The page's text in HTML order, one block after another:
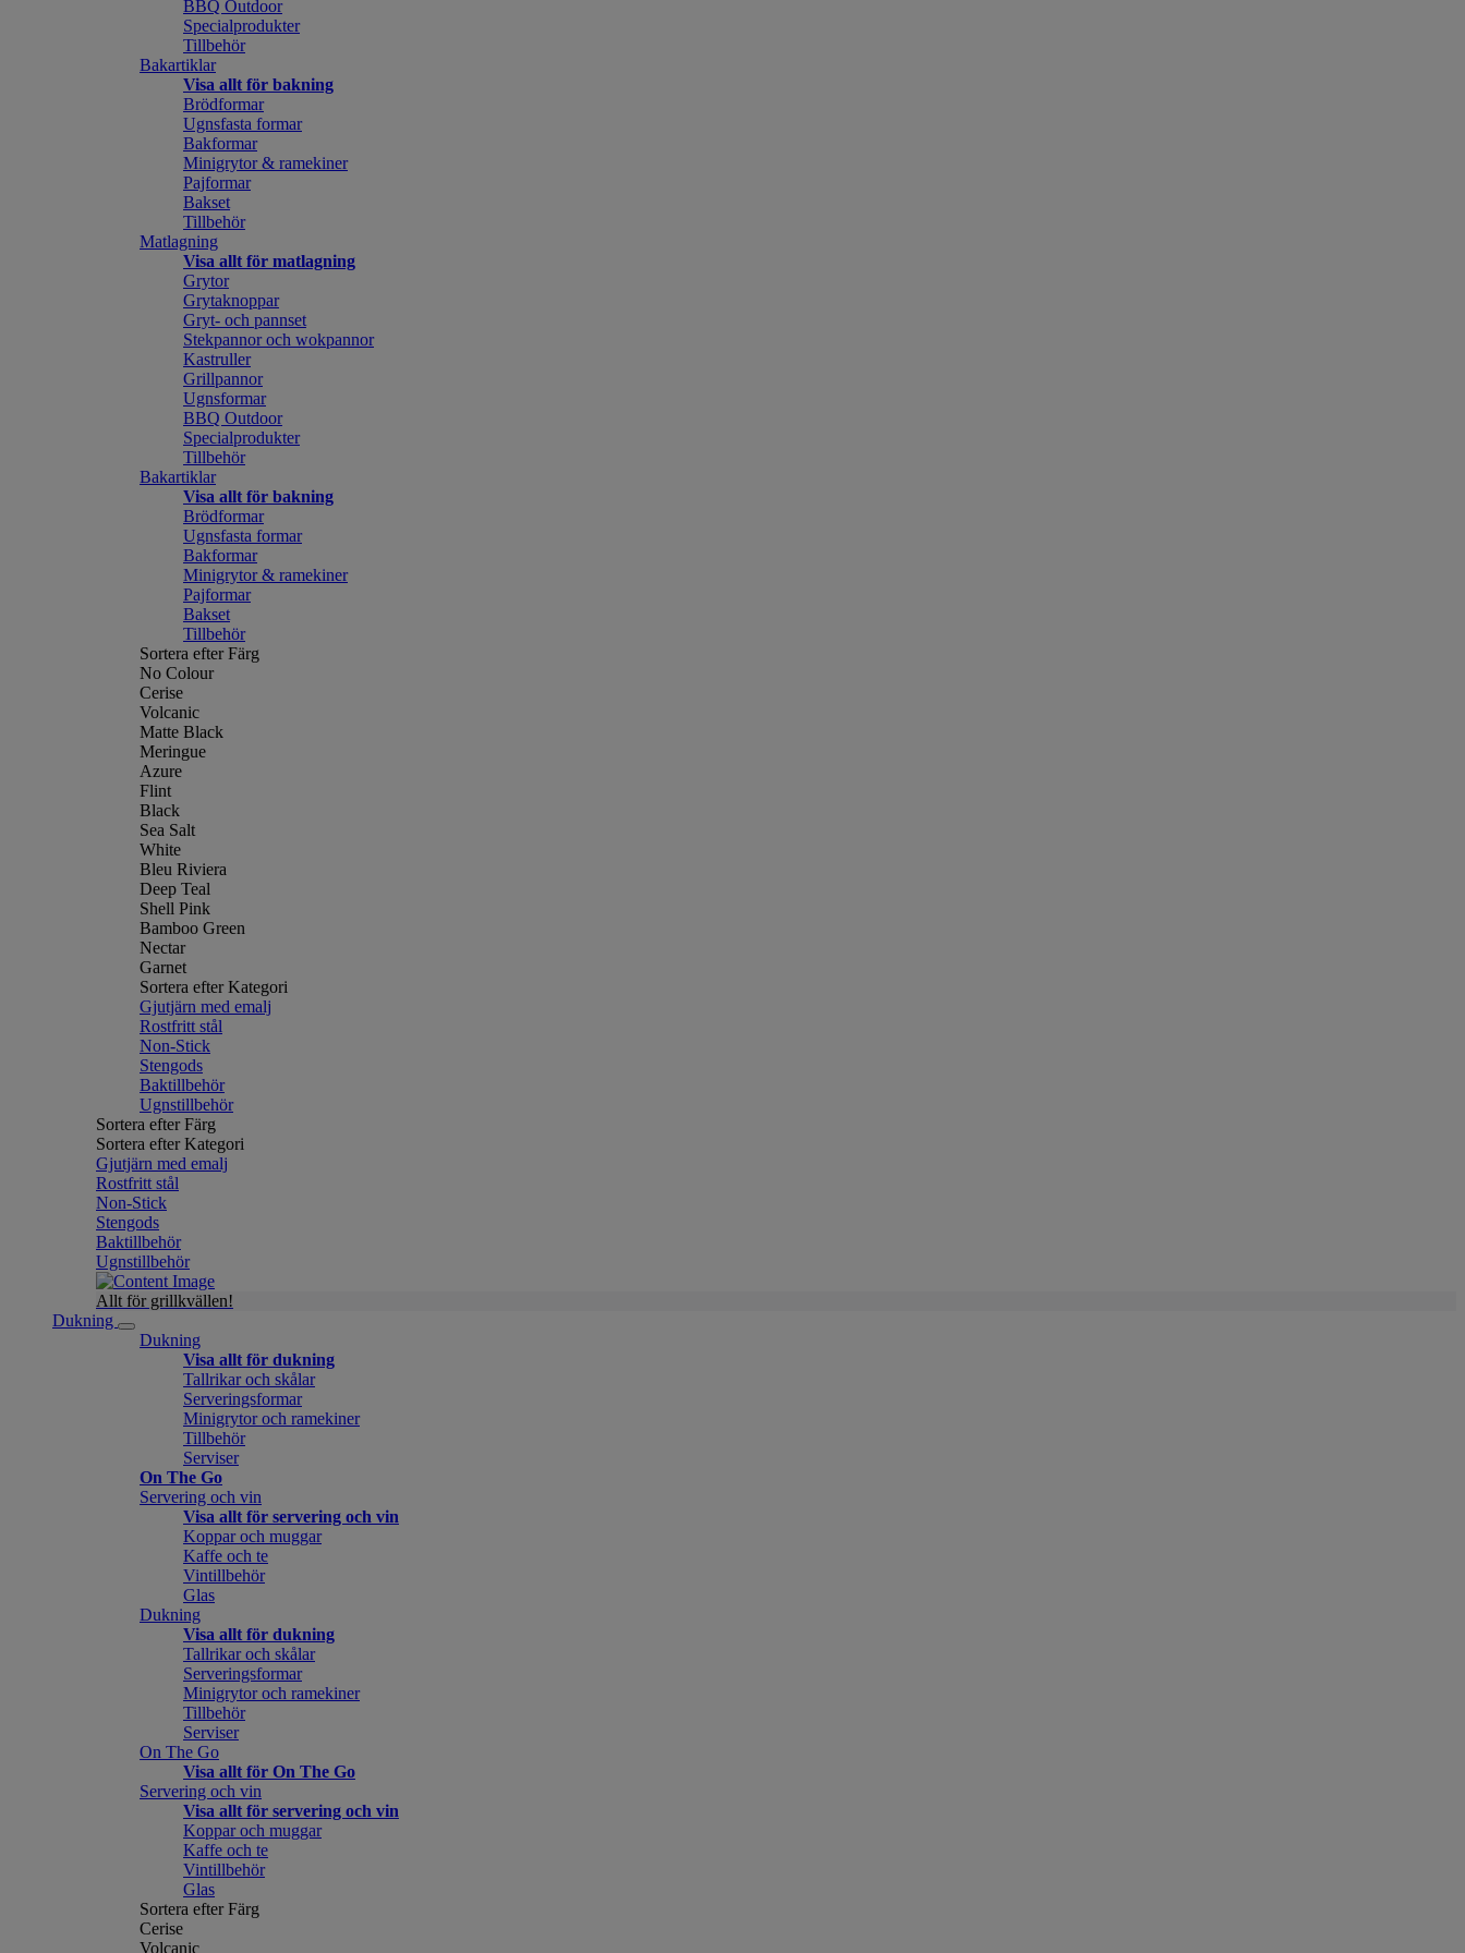
BBQ Outdoor
Specialprodukter
Tillbehör
Bakartiklar
Visa allt för bakning
Brödformar
Ugnsfasta formar
Bakformar
Minigrytor & ramekiner
Pajformar
Bakset
Tillbehör
Matlagning
Visa allt för matlagning
Grytor
Grytaknoppar
Gryt- och pannset
Stekpannor och wokpannor
Kastruller
Grillpannor
Ugnsformar
BBQ Outdoor
Specialprodukter
Tillbehör
Bakartiklar
Visa allt för bakning
Brödformar
Ugnsfasta formar
Bakformar
Minigrytor & ramekiner
Pajformar
Bakset
Tillbehör
Sortera efter Färg
No Colour
Cerise
Volcanic
Matte Black
Meringue
Azure
Flint
Black
Sea Salt
White
Bleu Riviera
Deep Teal
Shell Pink
Bamboo Green
Nectar
Garnet
Sortera efter Kategori
Gjutjärn med emalj
Rostfritt stål
Non-Stick
Stengods
Baktillbehör
Ugnstillbehör
Sortera efter Färg
Sortera efter Kategori
Gjutjärn med emalj
Rostfritt stål
Non-Stick
Stengods
Baktillbehör
Ugnstillbehör
Allt för grillkvällen!
Dukning
Dukning
Visa allt för dukning
Tallrikar och skålar
Serveringsformar
Minigrytor och ramekiner
Tillbehör
Serviser
On The Go
Servering och vin
Visa allt för servering och vin
Koppar och muggar
Kaffe och te
Vintillbehör
Glas
Dukning
Visa allt för dukning
Tallrikar och skålar
Serveringsformar
Minigrytor och ramekiner
Tillbehör
Serviser
On The Go
Visa allt för On The Go
Servering och vin
Visa allt för servering och vin
Koppar och muggar
Kaffe och te
Vintillbehör
Glas
Sortera efter Färg
Cerise
Volcanic